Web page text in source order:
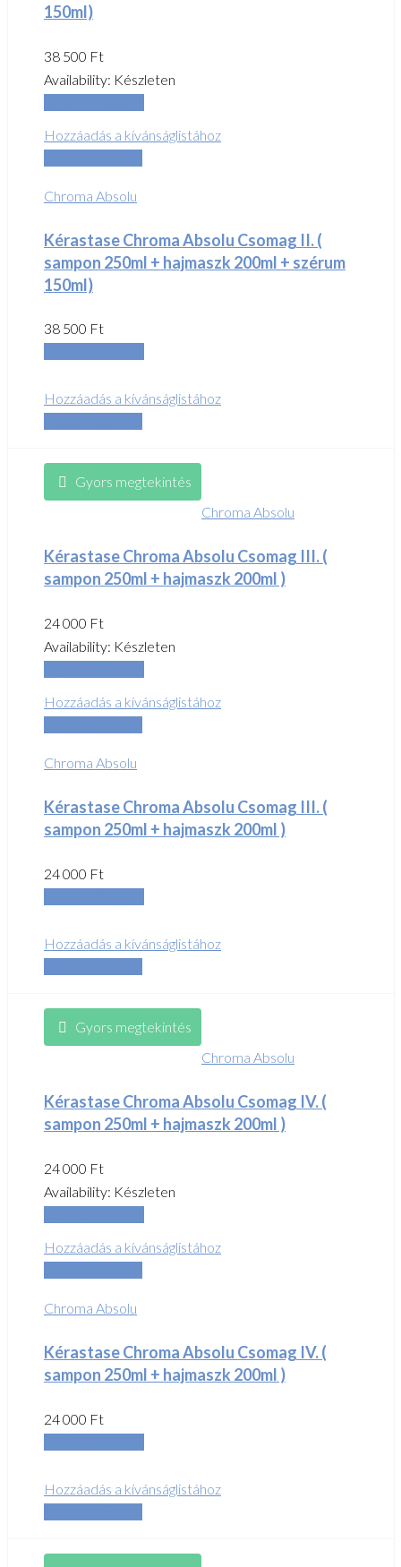
150ml)
38 500 Ft
Availability: Készleten
Hozzáadás a kívánságlistához
Chroma Absolu
Kérastase Chroma Absolu Csomag II. (
sampon 250ml + hajmaszk 200ml + szérum
150ml)
38 500 Ft
Hozzáadás a kívánságlistához
Gyors megtekintés
Chroma Absolu
Kérastase Chroma Absolu Csomag III. (
sampon 250ml + hajmaszk 200ml )
24 000 Ft
Availability: Készleten
Hozzáadás a kívánságlistához
Chroma Absolu
Kérastase Chroma Absolu Csomag III. (
sampon 250ml + hajmaszk 200ml )
24 000 Ft
Hozzáadás a kívánságlistához
Gyors megtekintés
Chroma Absolu
Kérastase Chroma Absolu Csomag IV. (
sampon 250ml + hajmaszk 200ml )
24 000 Ft
Availability: Készleten
Hozzáadás a kívánságlistához
Chroma Absolu
Kérastase Chroma Absolu Csomag IV. (
sampon 250ml + hajmaszk 200ml )
24 000 Ft
Hozzáadás a kívánságlistához